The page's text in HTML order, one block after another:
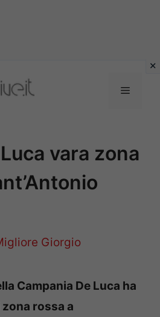
Menu
vara zona
Giorgio
Campania De Luca ha
rossa a